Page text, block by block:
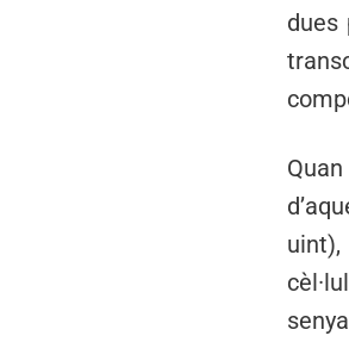
dues
uint),